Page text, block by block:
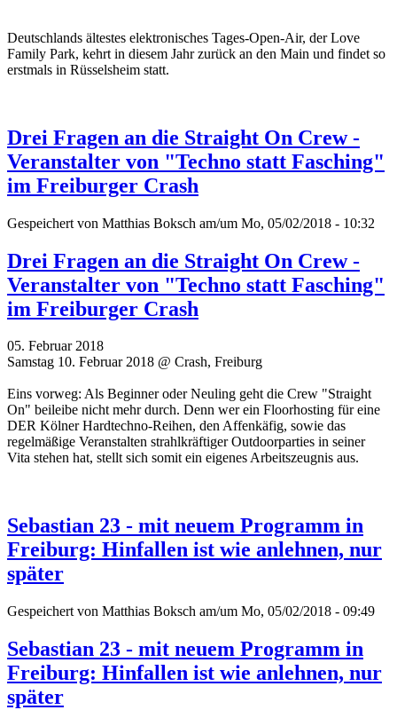
Deutschlands ältestes elektronisches Tages-Open-Air, der Love
Family Park, kehrt in diesem Jahr zurück an den Main und findet so
erstmals in Rüsselsheim statt.
Drei Fragen an die Straight On Crew -
Veranstalter von "Techno statt Fasching"
im Freiburger Crash
Gespeichert von Matthias Boksch am/um Mo, 05/02/2018 - 10:32
Drei Fragen an die Straight On Crew -
Veranstalter von "Techno statt Fasching"
im Freiburger Crash
05. Februar 2018
Samstag 10. Februar 2018 @ Crash, Freiburg
Eins vorweg: Als Beginner oder Neuling geht die Crew "Straight
On" beileibe nicht mehr durch. Denn wer ein Floorhosting für eine
DER Kölner Hardtechno-Reihen, den Affenkäfig, sowie das
regelmäßige Veranstalten strahlkräftiger Outdoorparties in seiner
Vita stehen hat, stellt sich somit ein eigenes Arbeitszeugnis aus.
Sebastian 23 - mit neuem Programm in
Freiburg: Hinfallen ist wie anlehnen, nur
später
Gespeichert von Matthias Boksch am/um Mo, 05/02/2018 - 09:49
Sebastian 23 - mit neuem Programm in
Freiburg: Hinfallen ist wie anlehnen, nur
später